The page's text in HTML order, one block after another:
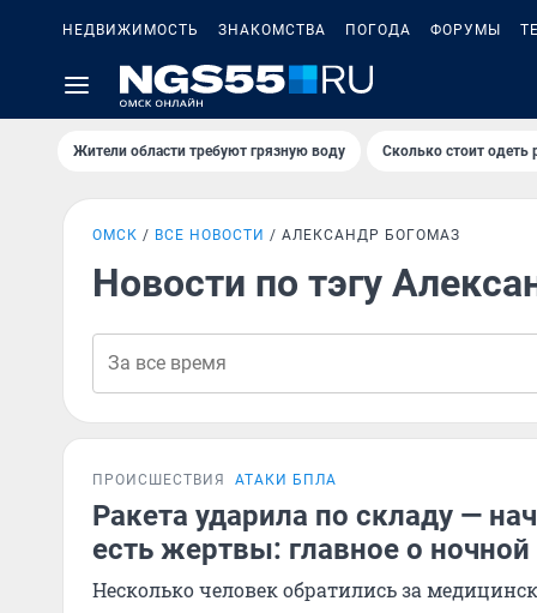
НЕДВИЖИМОСТЬ ЗНАКОМСТВА ПОГОДА ФОРУМЫ
Жители области требуют грязную воду Сколько стоит одеть
ОМСК ВСЕ НОВОСТИ АЛЕКСАНДР БОГОМАЗ
Новости по тэгу
ПРОИСШЕСТВИЯ АТАКИ БПЛА
Ракета ударила по складу —
есть жертвы: главное о ночной
Несколько человек обратились за